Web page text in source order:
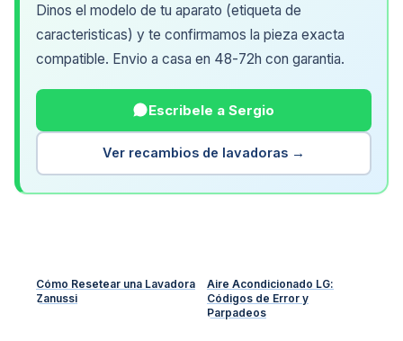
Dinos el modelo de tu aparato (etiqueta de
caracteristicas) y te confirmamos la pieza exacta
compatible. Envio a casa en 48-72h con garantia.
Escribele a Sergio
Ver recambios de lavadoras →
Cómo Resetear una Lavadora
Zanussi
Aire Acondicionado LG:
Códigos de Error y
Parpadeos